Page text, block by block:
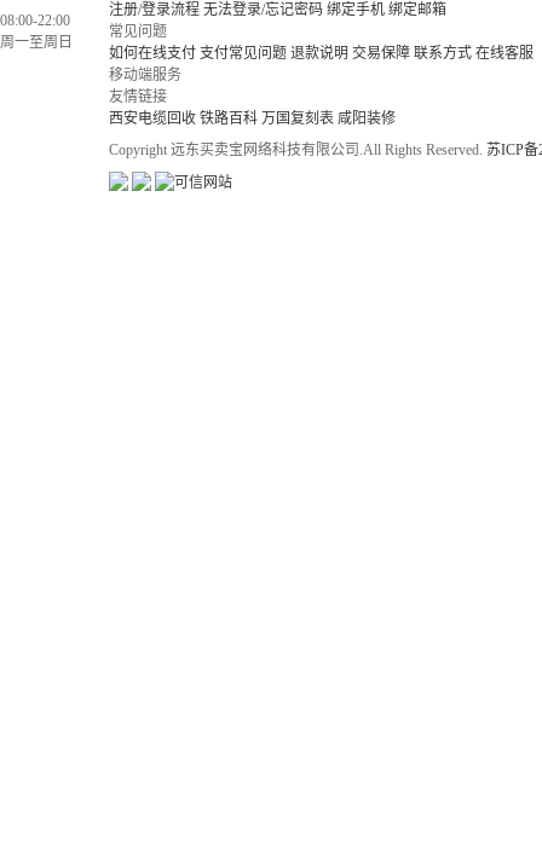
08:00-22:00
周一至周日
注册/登录流程 无法登录/忘记密码 绑定手机 绑定邮箱
常见问题
如何在线支付 支付常见问题 退款说明 交易保障 联系方式 在线客服
移动端服务
友情链接
西安电缆回收 铁路百科 万国复刻表 咸阳装修
Copyright 远东买卖宝网络科技有限公司.All Rights Reserved. 苏ICP备